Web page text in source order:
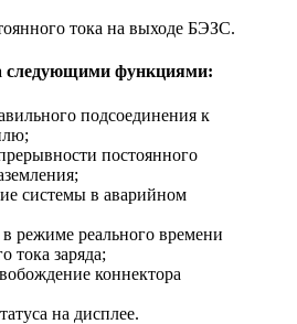
тока на выходе БЭЗС.
следующими функциями:
подсоединения к
постоянного
системы в аварийном
в режиме реального времени
тока заряда;
коннектора
на дисплее.